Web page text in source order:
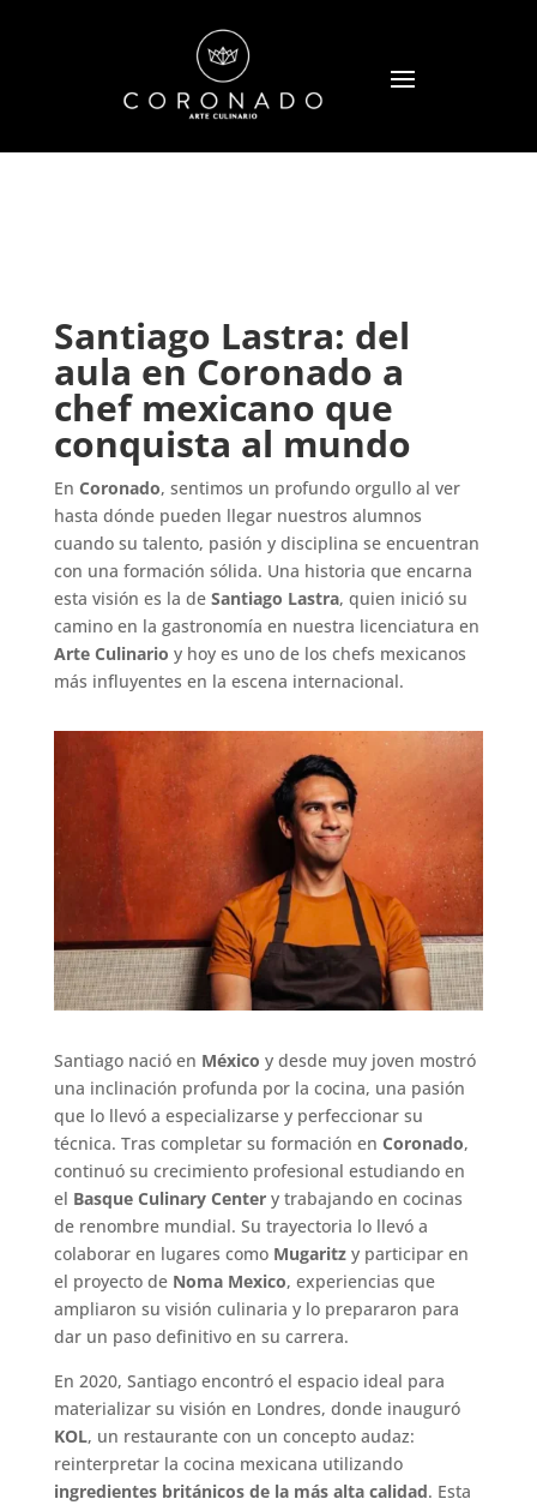
Santiago Lastra: del
aula en Coronado a
chef mexicano que
conquista al mundo
En Coronado, sentimos un profundo orgullo al ver
hasta dónde pueden llegar nuestros alumnos
cuando su talento, pasión y disciplina se encuentran
con una formación sólida. Una historia que encarna
esta visión es la de Santiago Lastra, quien inició su
camino en la gastronomía en nuestra licenciatura en
Arte Culinario y hoy es uno de los chefs mexicanos
más influyentes en la escena internacional.
Santiago nació en México y desde muy joven mostró
una inclinación profunda por la cocina, una pasión
que lo llevó a especializarse y perfeccionar su
técnica. Tras completar su formación en Coronado,
continuó su crecimiento profesional estudiando en
el Basque Culinary Centery trabajando en cocinas
de renombre mundial. Su trayectoria lo llevó a
colaborar en lugares como Mugaritzy participar en
el proyecto de Noma Mexico, experiencias que
ampliaron su visión culinaria y lo prepararon para
dar un paso definitivo en su carrera.
En 2020, Santiago encontró el espacio ideal para
materializar su visión en Londres, donde inauguró
KOL, un restaurante con un concepto audaz:
reinterpretar la cocina mexicana utilizando
ingredientes británicos de la más alta calidad. Esta